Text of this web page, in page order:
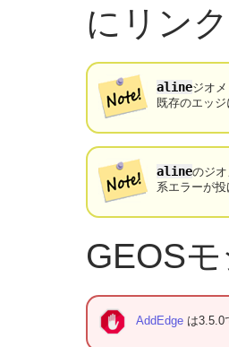
にリン
alineジオ
既存のエッ
alineのジ
系エラーが投
GEOS
AddEdge は3.5.0